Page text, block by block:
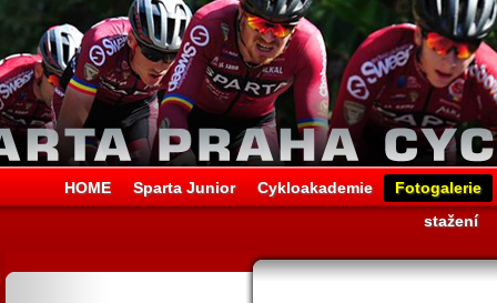
HOME Sparta Junior Cykloakademie
Fotogalerie
stažení